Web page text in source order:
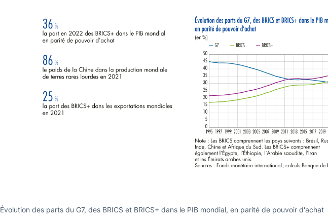
Évolution des parts du G7, des BRICS et BRICS+ dans le PIB mondial, en parité de pouvoir d'achat